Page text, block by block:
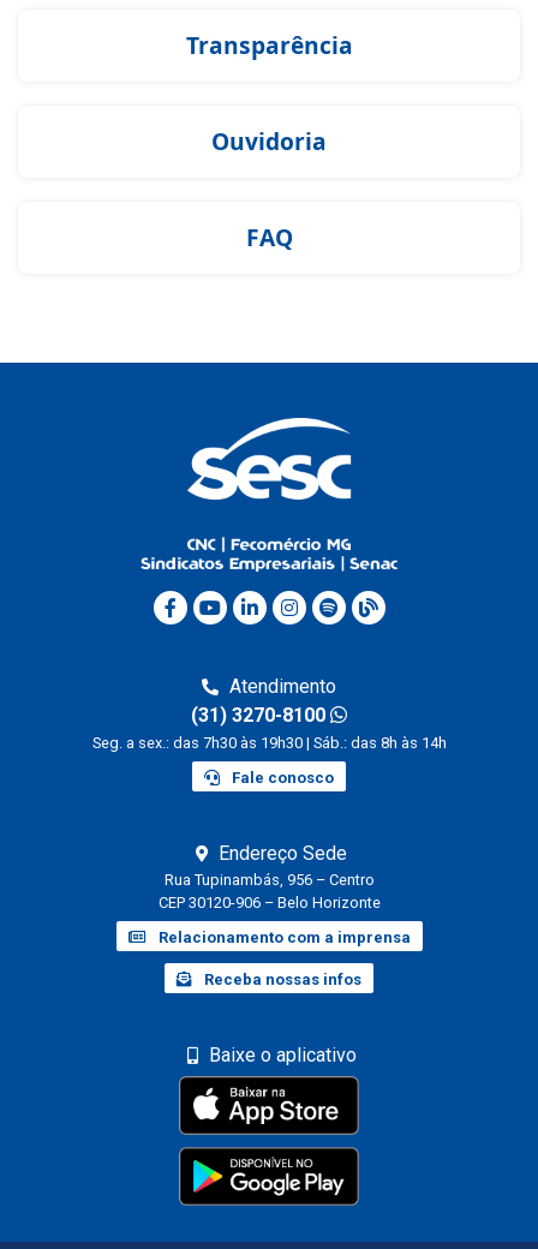
Transparência
Ouvidoria
FAQ
Atendimento
(31) 3270-8100
Seg. a sex.: das 7h30 às 19h30 | Sáb.: das 8h às 14h
Fale conosco
Endereço Sede
Rua Tupinambás, 956 – Centro
CEP 30120-906 – Belo Horizonte
Relacionamento com a imprensa
Receba nossas infos
Baixe o aplicativo